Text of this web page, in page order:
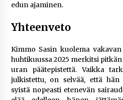
edun ajaminen.
Yhteenveto
Kimmo Sasin kuolema
huhtikuussa 2025 merkitsi
uran päätepistettä. Vaikka
julkistettu, on selvää, että
syistä nopeasti etenevän